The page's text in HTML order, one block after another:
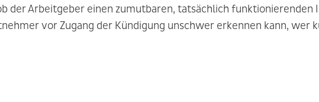
ob der Arbeitgeber einen zumutbaren, tatsächlich
vor Zugang der Kündigung unschwer erkennen kann, wer